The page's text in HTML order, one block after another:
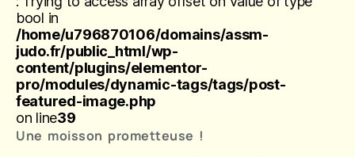
bool in
/home/u796870106/domains/assm-
judo.fr/public_html/wp-
content/plugins/elementor-
pro/modules/dynamic-tags/tags/post-
featured-image.php
on line39
Une moisson prometteuse !